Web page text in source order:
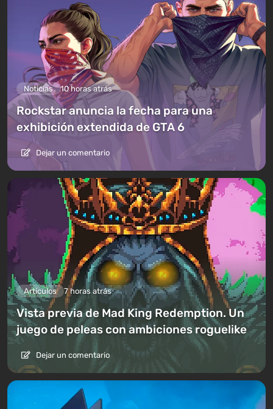
Noticias 10 horas atrás
Rockstar anuncia la fecha para una
exhibición extendida de GTA 6
Dejar un comentario
Artículos 7 horas atrás
Vista previa de Mad King Redemption. Un
juego de peleas con ambiciones roguelike
Dejar un comentario